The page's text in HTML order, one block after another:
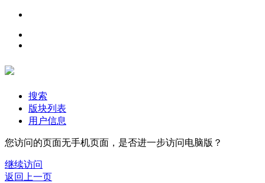
搜索
版块列表
用户信息
您访问的页面无手机页面，是否进一步访问电脑版？
继续访问
返回上一页